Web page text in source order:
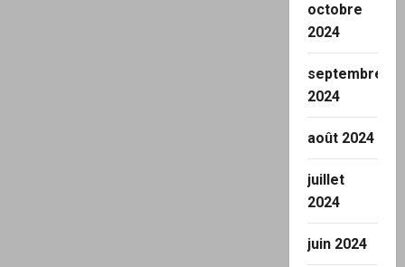
octobre
2024
septembre
2024
août 2024
juillet
2024
juin 2024